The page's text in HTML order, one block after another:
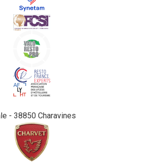
- 38850 Charavines